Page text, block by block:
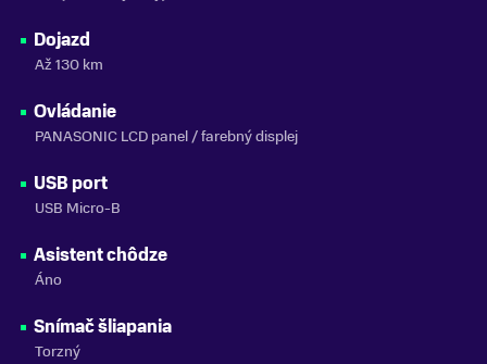
ZNAČKA MOTORA
Panasonic
VLASTNOSTI BICYKLA
NOSNOSŤ
SEZÓNA
Crussis
Dojazd
Až 130 km
Ovládanie
PANASONIC LCD panel / farebný displej
USB port
USB Micro-B
Asistent chôdze
Áno
Snímač šliapania
Torzný